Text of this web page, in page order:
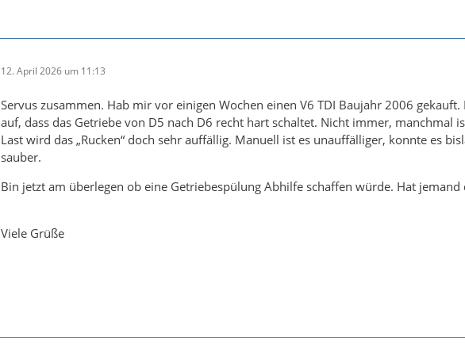
12. April 2026 um 11:13
Servus zusammen. Hab mir vor einigen Wochen einen V6 TDI Baujahr 2006
auf, dass das Getriebe von D5 nach D6 recht hart schaltet. Nicht immer, manchmal
Last wird das „Rucken“ doch sehr auffällig. Manuell ist es unauffälliger, konnte es
sauber.
Bin jetzt am überlegen ob eine Getriebespülung Abhilfe schaffen würde. Hat
Viele Grüße